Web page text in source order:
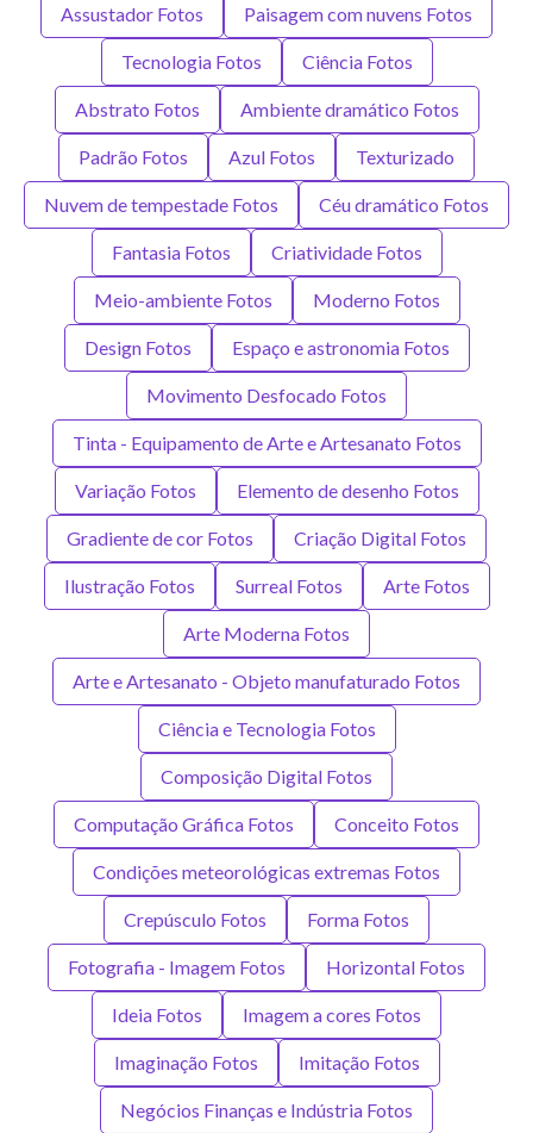
Assustador Fotos Paisagem com nuvens Fotos
Tecnologia Fotos Ciência Fotos
Abstrato Fotos Ambiente dramático Fotos
Padrão Fotos Azul Fotos Texturizado
Nuvem de tempestade Fotos Céu dramático Fotos
Fantasia Fotos Criatividade Fotos
Meio-ambiente Fotos Moderno Fotos
Design Fotos Espaço e astronomia Fotos
Movimento Desfocado Fotos
Tinta - Equipamento de Arte e Artesanato Fotos
Variação Fotos Elemento de desenho Fotos
Gradiente de cor Fotos Criação Digital Fotos
Ilustração Fotos Surreal Fotos Arte Fotos
Arte Moderna Fotos
Arte e Artesanato - Objeto manufaturado Fotos
Ciência e Tecnologia Fotos
Composição Digital Fotos
Computação Gráfica Fotos Conceito Fotos
Condições meteorológicas extremas Fotos
Crepúsculo Fotos Forma Fotos
Fotografia - Imagem Fotos Horizontal Fotos
Ideia Fotos Imagem a cores Fotos
Imaginação Fotos Imitação Fotos
Negócios Finanças e Indústria Fotos